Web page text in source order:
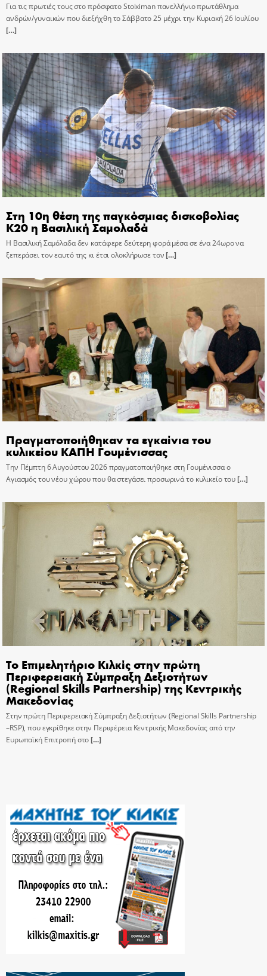
Για τις πρωτιές τους στο πρόσφατο Stoiximan πανελλήνιο πρωτάθλημα
ανδρών/γυναικών που διεξήχθη το Σάββατο 25 μέχρι την Κυριακή 26 Ιουλίου
[…]
Στη 10η θέση της παγκόσμιας δισκοβολίας
Κ20 η Βασιλική Σαμολαδά
Η Βασιλική Σαμόλαδα δεν κατάφερε δεύτερη φορά μέσα σε ένα 24ωρο να
ξεπεράσει τον εαυτό της κι έτσι ολοκλήρωσε τον[…]
Πραγματοποιήθηκαν τα εγκαίνια του
κυλικείου ΚΑΠΗ Γουμένισσας
Την Πέμπτη 6 Αυγούστου 2026 πραγματοποιήθηκε στη Γουμένισσα ο
Αγιασμός του νέου χώρου που θα στεγάσει προσωρινά το κυλικείο του[…]
Το Επιμελητήριο Κιλκίς στην πρώτη
Περιφερειακή Σύμπραξη Δεξιοτήτων
(Regional Skills Partnership) της Κεντρικής
Μακεδονίας
Στην πρώτη Περιφερειακή Σύμπραξη Δεξιοτήτων (Regional Skills Partnership
–RSP), που εγκρίθηκε στην Περιφέρεια Κεντρικής Μακεδονίας από την
Ευρωπαϊκή Επιτροπή στο[…]